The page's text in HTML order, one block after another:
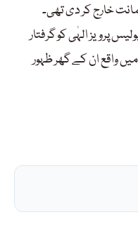
خارج کر دی تھی۔
پرویز الہٰی کو گرفتار
واقع ان کے گھر ظہور